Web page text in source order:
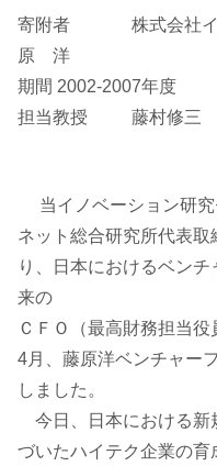
寄附者 株式会社イ
原 洋
期間 2002-2007年度
担当教授 藤村修三
当イノベーション研究
ネット総合研究所代表取
り、日本におけるベン
来の
ＣＦＯ（最高財務担当
4月、藤原洋ベンチャー
しました。
今日、日本における新
づいたハイテク企業の育